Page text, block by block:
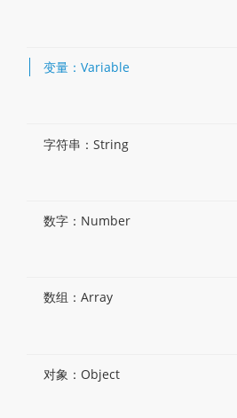
变量：Variable
字符串：String
数字：Number
数组：Array
对象：Object